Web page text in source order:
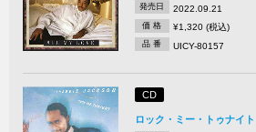
発売日 2022.09.21
価 格 ¥1,320 (税込)
品 番 UICY-80157
CD
ロック・ミー・トゥナイト